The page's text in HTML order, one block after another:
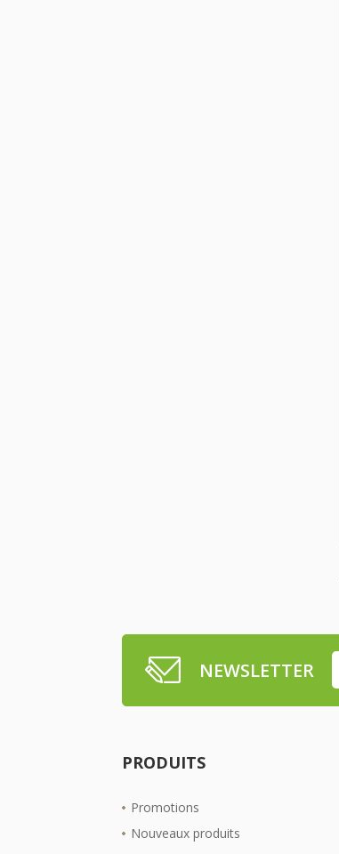
NEWSLETTER
PRODUITS
Promotions
Nouveaux produits